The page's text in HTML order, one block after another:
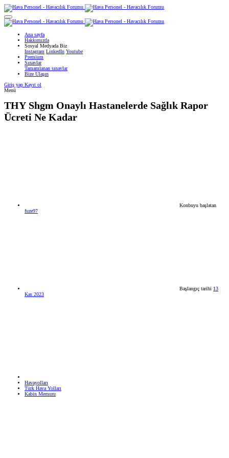
Ana sayfa
Hakkımızda
Sosyal Medyada Biz
Instagram LinkedIn Youtube
Premium
Sınavlar
Tamamlanan sınavlar
Bize Ulaşın
Giriş yap Kayıt ol
Menü
THY Shgm Onaylı Hastanelerde Sağlık Rapor
Ücreti Ne Kadar
Konbuyu başlatan
fuze97
Başlangıç tarihi 13
Kas 2023
Havayolları
Türk Hava Yolları
Kabin Memuru